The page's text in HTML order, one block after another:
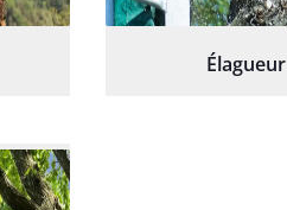
Élagueur